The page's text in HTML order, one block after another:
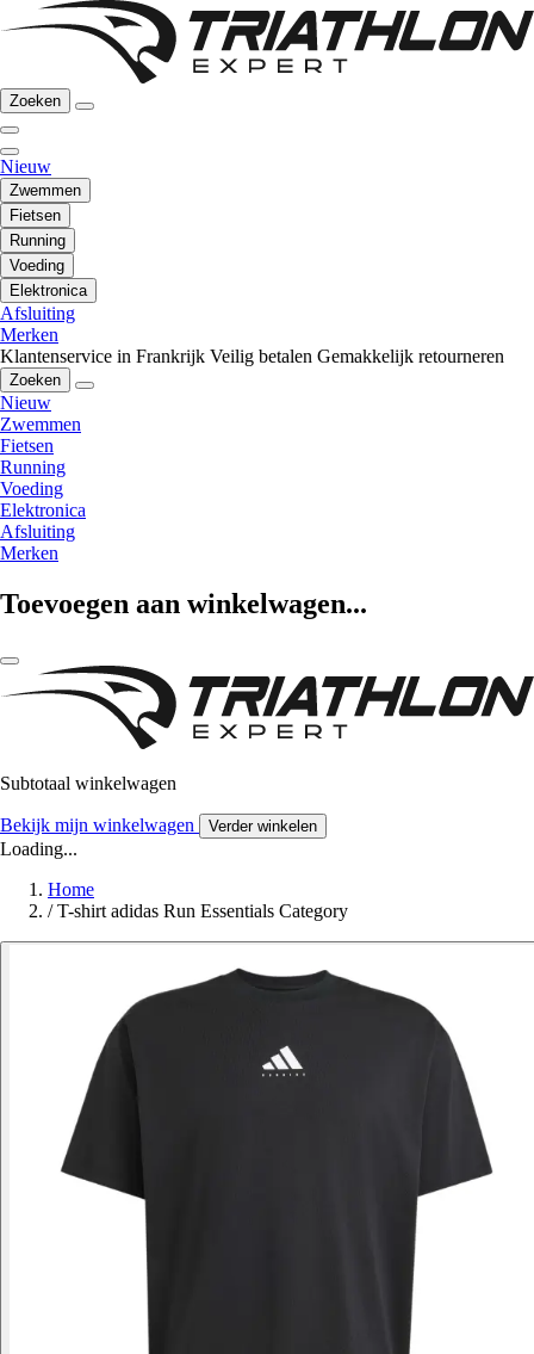
Zoeken
Nieuw
Zwemmen
Fietsen
Running
Voeding
Elektronica
Afsluiting
Merken
Klantenservice in Frankrijk Veilig betalen Gemakkelijk retourneren
Zoeken
Nieuw
Zwemmen
Fietsen
Running
Voeding
Elektronica
Afsluiting
Merken
Toevoegen aan winkelwagen...
Subtotaal winkelwagen
Bekijk mijn winkelwagen Verder winkelen
Loading...
Home
/ T-shirt adidas Run Essentials Category